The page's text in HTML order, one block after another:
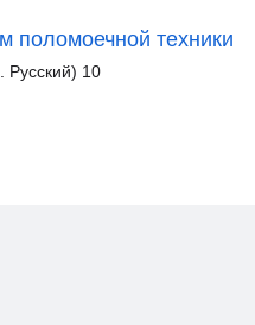
поломоечной техники
10